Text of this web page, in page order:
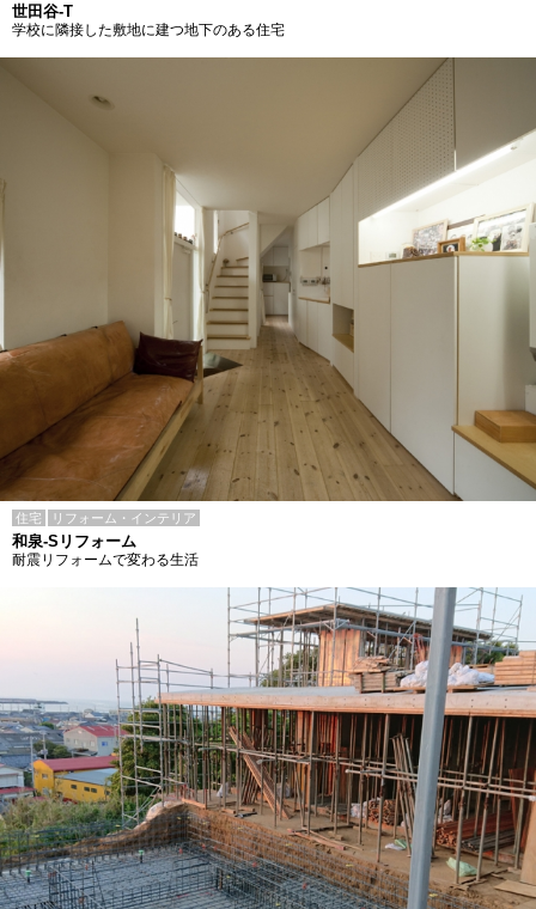
世田谷-T
学校に隣接した敷地に建つ地下のある住宅
住宅 リフォーム・インテリア
和泉-Sリフォーム
耐震リフォームで変わる生活